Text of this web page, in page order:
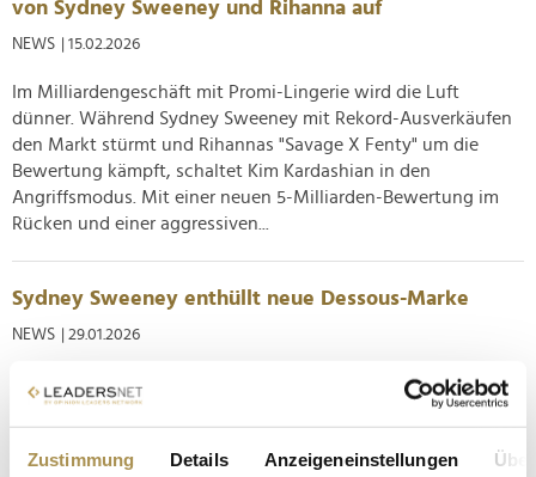
Zustimmung Details Anzeigeneinstellungen
von Sydney Sweeney und Rihanna auf
NEWS | 15.02.2026
Im Milliardengeschäft mit Promi-Lingerie wird die Luft
dünner. Während Sydney Sweeney mit Rekord-Ausverkäufen
den Markt stürmt und Rihannas "Savage X Fenty" um die
Bewertung kämpft, schaltet Kim Kardashian in den
Angriffsmodus. Mit einer neuen 5-Milliarden-Bewertung im
Rücken und einer aggressiven...
Sydney Sweeney enthüllt neue Dessous-Marke
NEWS | 29.01.2026
… und ja, hier tritt die Chefin noch selbst als Testimonial vor
die Kamera. Doch nicht nur das: Während sich die US-
dem Gesetz anlegt, hat sie im Hintergrund einen der reichsten